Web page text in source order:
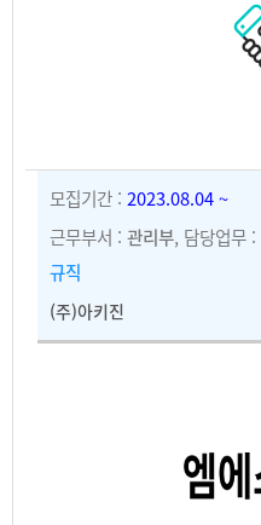
모집기간 : 2023.08.04 ~
근무부서 : 관리부, 담당업무 :
규직
(주)아키진